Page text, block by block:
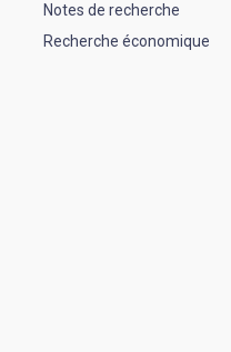
Notes de recherche
Recherche économique